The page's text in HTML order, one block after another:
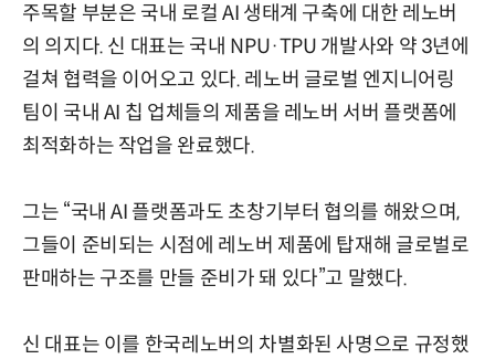
주목할 부분은 국내 로컬 AI 생태계 구축에 대한 레노버
의 의지다. 신 대표는 국내 NPU·TPU 개발사와 약 3년에
걸쳐 협력을 이어오고 있다. 레노버 글로벌 엔지니어링
팀이 국내 AI 칩 업체들의 제품을 레노버 서버 플랫폼에
최적화하는 작업을 완료했다.
그는 “국내 AI 플랫폼과도 초창기부터 협의를 해왔으며,
그들이 준비되는 시점에 레노버 제품에 탑재해 글로벌로
판매하는 구조를 만들 준비가 돼 있다”고 말했다.
신 대표는 이를 한국레노버의 차별화된 사명으로 규정했